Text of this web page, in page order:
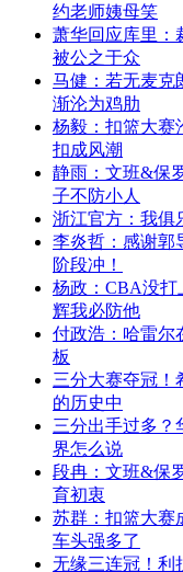
约老师姨母笑
萧华回应库里
被公之于众
马健：若无麦
渐沦为鸡肋
杨毅：扣篮
扣成风潮
静雨：文班&
子不防小人
浙江官方：
李炎哲：感谢郭
阶段冲！
杨政：CBA没
辉我必防他
付政浩：哈
板
三分大赛夺冠
的历史中
三分出手过多
界怎么说
段冉：文班&
育初衷
苏群：扣篮
车头强多了
无缘三连冠！